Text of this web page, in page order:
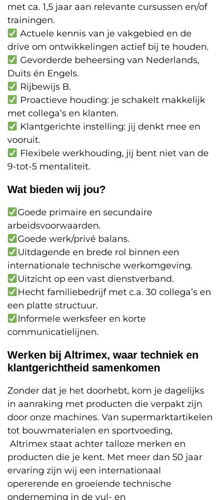
met ca. 1,5 jaar aan relevante cursussen en/of
trainingen.
Actuele kennis van je vakgebied en de
drive om ontwikkelingen actief bij te houden.
Gevorderde beheersing van Nederlands,
Duits én Engels.
Rijbewijs B.
Proactieve houding: je schakelt makkelijk
met collega’s en klanten.
Klantgerichte instelling: jij denkt mee en
vooruit.
Flexibele werkhouding, jij bent niet van de
9-tot-5 mentaliteit.
Wat bieden wij jou?
Goede primaire en secundaire
arbeidsvoorwaarden.
Goede werk/privé balans.
Uitdagende en brede rol binnen een
internationale technische werkomgeving.
Uitzicht op een vast dienstverband.
Hecht familiebedrijf met c.a. 30 collega’s en
een platte structuur.
Informele werksfeer en korte
communicatielijnen.
Werken bij Altrimex, waar techniek en
klantgerichtheid samenkomen
Zonder dat je het doorhebt, kom je dagelijks
in aanraking met producten die verpakt zijn
door onze machines. Van supermarktartikelen
tot bouwmaterialen en sportvoeding,
Altrimex staat achter talloze merken en
producten die je kent. Met meer dan 50 jaar
ervaring zijn wij een internationaal
opererende en groeiende technische
onderneming in de vul- en